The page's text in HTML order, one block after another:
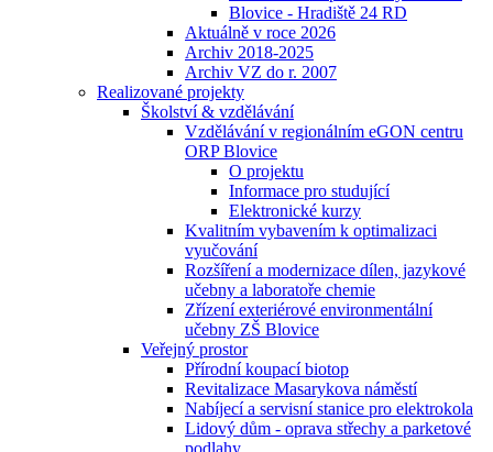
Blovice - Hradiště 24 RD
Aktuálně v roce 2026
Archiv 2018-2025
Archiv VZ do r. 2007
Realizované projekty
Školství & vzdělávání
Vzdělávání v regionálním eGON centru
ORP Blovice
O projektu
Informace pro studující
Elektronické kurzy
Kvalitním vybavením k optimalizaci
vyučování
Rozšíření a modernizace dílen, jazykové
učebny a laboratoře chemie
Zřízení exteriérové environmentální
učebny ZŠ Blovice
Veřejný prostor
Přírodní koupací biotop
Revitalizace Masarykova náměstí
Nabíjecí a servisní stanice pro elektrokola
Lidový dům - oprava střechy a parketové
podlahy